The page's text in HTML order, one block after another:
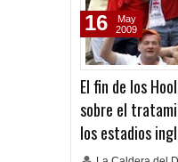
El fin de los
sobre el
los estadios
16
May
2009